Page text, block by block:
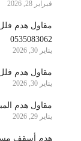
فبراير 28, 2026
مقاول هدم
0535083062
يناير 30, 2026
مقاول هدم
يناير 30, 2026
مقاول هدم
يناير 29, 2026
هدم أسقف